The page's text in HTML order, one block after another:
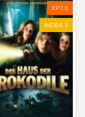
KP 7.0
IMDB 6.3